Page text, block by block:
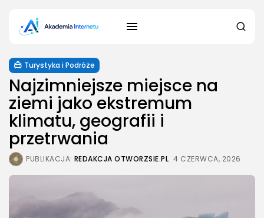
Turystyka i Podróże
Najzimniejsze miejsce na
ziemi jako ekstremum
klimatu, geografii i
przetrwania
PUBLIKACJA: REDAKCJA OTWORZSIE.PL 4 CZERWCA, 2026